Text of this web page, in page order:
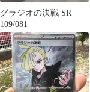
グラジオの決戦 SR
109/081